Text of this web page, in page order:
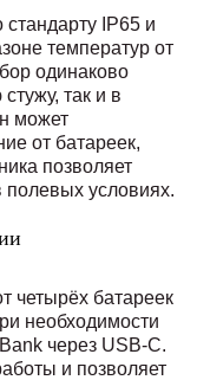
IP65 и
температур от
одинаково
так и в
может
от батареек,
позволяет
полевых условиях.
четырёх батареек
необходимости
через USB-C.
и позволяет